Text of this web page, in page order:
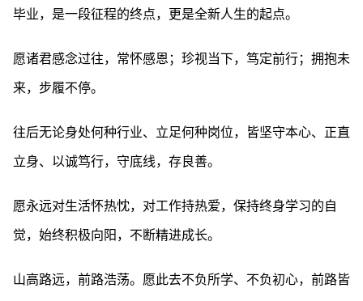
毕业，是一段征程的终点，更是全新人生的起点。
愿诸君感念过往，常怀感恩；珍视当下，笃定前行；拥抱未
来，步履不停。
往后无论身处何种行业、立足何种岗位，皆坚守本心、正直
立身、以诚笃行，守底线，存良善。
愿永远对生活怀热忱，对工作持热爱，保持终身学习的自
觉，始终积极向阳，不断精进成长。
山高路远，前路浩荡。愿此去不负所学、不负初心，前路皆